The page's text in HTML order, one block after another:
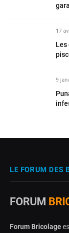
17
Les
9
LE FORUM DES
FORUM
Forum Bricolage